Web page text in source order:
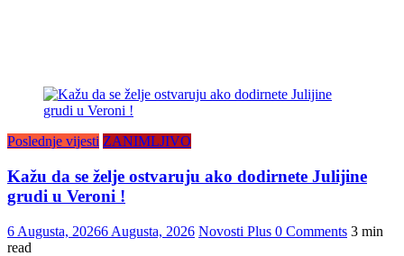
Poslednje vijesti ZANIMLJIVO
Kažu da se želje ostvaruju ako dodirnete Julijine
grudi u Veroni !
6 Augusta, 20266 Augusta, 2026 Novosti Plus 0 Comments 3 min
read